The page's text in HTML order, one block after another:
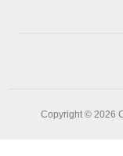
Copyright © 2026